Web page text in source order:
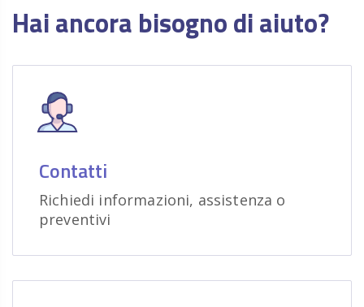
Hai ancora bisogno di aiuto?
Contatti
Richiedi informazioni, assistenza o
preventivi